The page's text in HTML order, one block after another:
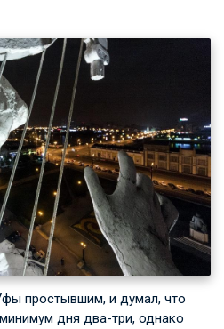
простывшим, и думал, что
дня два-три, однако